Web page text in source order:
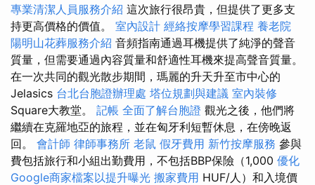
專業清潔人員服務介紹 這次旅行很昂貴，但提供了更多支
持更高價格的價值。 室內設計 經絡按摩學習課程 養老院
陽明山花葬服務介紹 音頻指南通過耳機提供了純淨的聲音
質量，但需要通過內容質量和舒適性耳機來提高聲音質量。
在一次共同的觀光散步期間，瑪麗的升天升至市中心的
Jelasics 台北台胞證辦理處 塔位規劃與建議 室內裝修
Square大教堂。 記帳 全面了解台胞證 觀光之後，他們將
繼續在克羅地亞的旅程，並在匈牙利短暫休息，在傍晚返
回。 會計師 律師事務所 老鼠 假牙費用 新竹按摩服務 參與
費包括旅行和小組出勤費用，不包括BBP保險（1,000 優化
Google商家檔案以提升曝光 搬家費用 HUF/人）和入境價